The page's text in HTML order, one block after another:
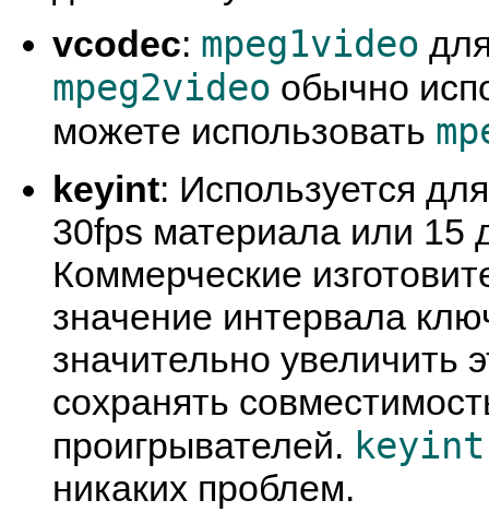
vcodec: mpeg1video
mpeg2video обычно
можете использовать
keyint: Используется
30fps материала или 15
Коммерческие
значение интервала
значительно увеличить
сохранять
проигрывателей. keyint
никаких проблем.